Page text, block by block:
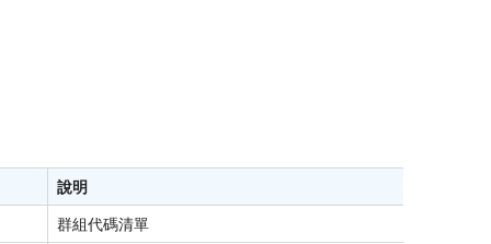
說明
群組代碼清單